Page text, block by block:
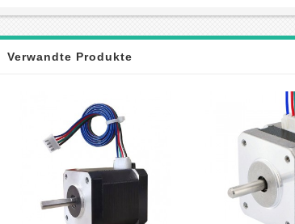
Verwandte Produkte